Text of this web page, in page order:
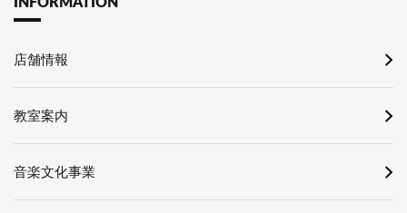
店舗情報
教室案内
音楽文化事業